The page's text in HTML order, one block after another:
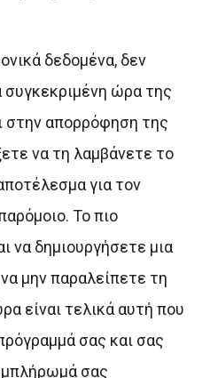
δεδομένα, δεν
συγκεκριμένη ώρα της
στην απορρόφηση της
να τη λαμβάνετε το
για τον
Το πιο
να δημιουργήσετε μια
μην παραλείπετε τη
είναι τελικά αυτή που
σας και σας
σας